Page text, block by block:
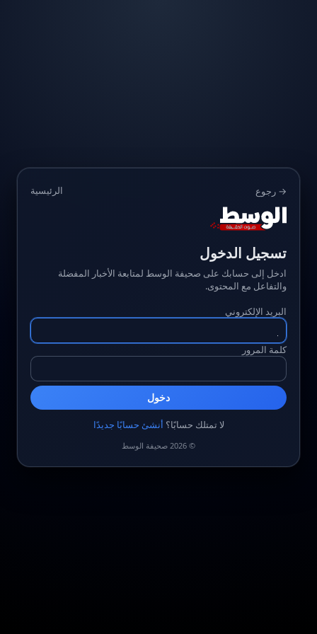
→ رجوع الرئيسية
تسجيل الدخول
ادخل إلى حسابك على صحيفة الوسط لمتابعة الأخبار المفضلة
والتفاعل مع المحتوى.
البريد الإلكتروني
كلمة المرور
دخول
لا تمتلك حسابًا؟ أنشئ حسابًا جديدًا
© 2026 صحيفة الوسط